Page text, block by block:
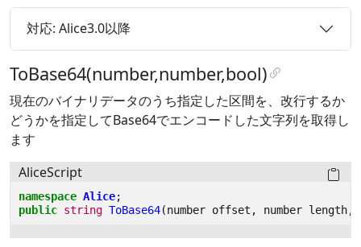
対応: Alice3.0以降
ToBase64(number,number,bool)
現在のバイナリデータのうち指定した区間を、改行するか
どうかを指定してBase64でエンコードした文字列を取得し
ます
AliceScript
namespace Alice;
public string ToBase64(number offset , number length,